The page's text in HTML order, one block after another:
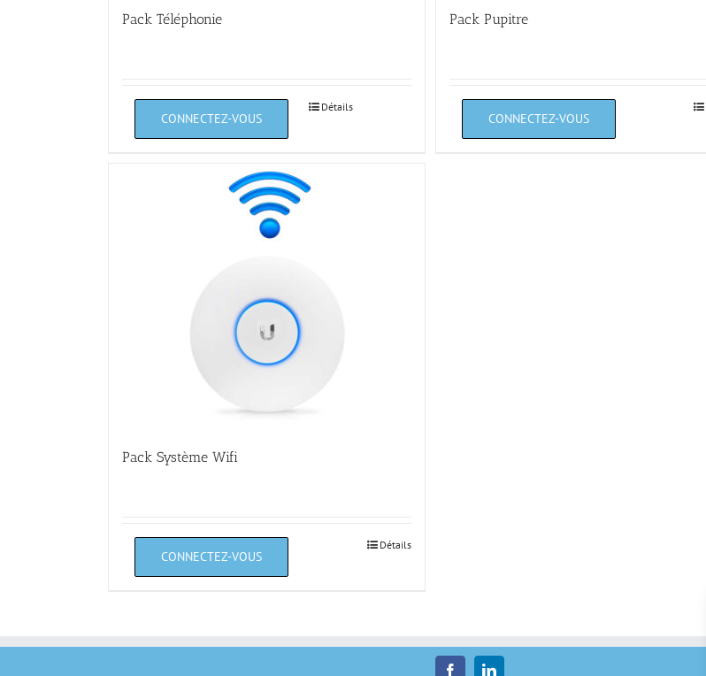
Pack Téléphonie
Détails
Pack Pupitre
Pack Système Wifi
Détails